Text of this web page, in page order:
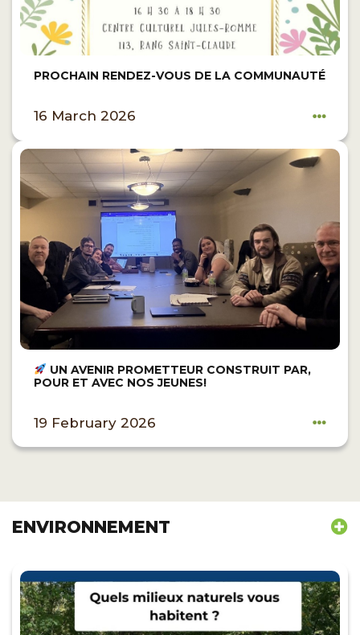
PROCHAIN RENDEZ-VOUS DE LA COMMUNAUTÉ
16 March 2026
UN AVENIR PROMETTEUR CONSTRUIT PAR,
POUR ET AVEC NOS JEUNES!
19 February 2026
ENVIRONNEMENT